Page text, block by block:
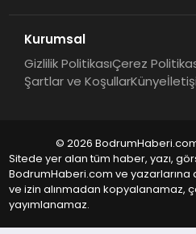
Kurumsal
Gizlilik PolitikasıÇerez
Şartlar ve KoşullarKünye
© 2026
Sitede yer alan tüm haber, yazı,
BodrumHaberi.com ve
ve izin alınmadan kopyalanamaz,
yayımlanamaz.